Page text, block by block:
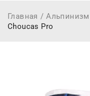
Главная / Альпинизм
Choucas Pro